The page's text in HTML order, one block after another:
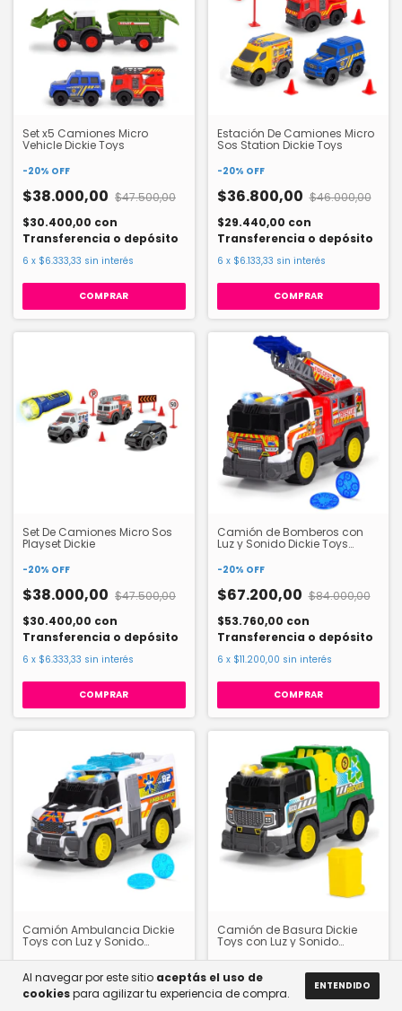
Al navegar por este sitio aceptás el uso de
cookiespara agilizar tu experiencia de compra.
ENTENDIDO
Set x5 Camiones Micro
Vehicle Dickie Toys
-20% OFF
$38.000,00 $47.500,00
$30.400,00 con
Transferencia o depósito
6 x $6.333,33 sin interés
Estación De Camiones Micro
Sos Station Dickie Toys
-20% OFF
$36.800,00 $46.000,00
$29.440,00 con
Transferencia o depósito
6 x $6.133,33 sin interés
Set De Camiones Micro Sos
Playset Dickie
-20% OFF
$38.000,00 $47.500,00
$30.400,00 con
Transferencia o depósito
6 x $6.333,33 sin interés
Camión de Bomberos con
Luz y Sonido Dickie Toys
-20% OFF
$67.200,00 $84.000,00
$53.760,00 con
Transferencia o depósito
6 x $11.200,00 sin interés
Camión Ambulancia Dickie
Toys con Luz y Sonido
$67.200,00 $84.000,00
Camión de Basura Dickie
Toys con Luz y Sonido
$67.200,00 $84.000,00